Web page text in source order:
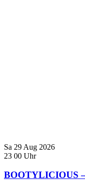
Sa 29 Aug 2026
23 00 Uhr
BOOTYLICIOUS